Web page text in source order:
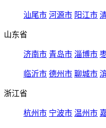
汕尾市 河源市 阳江市
山东省
济南市 青岛市 淄博市
临沂市 德州市 聊城市
浙江省
杭州市 宁波市 温州市